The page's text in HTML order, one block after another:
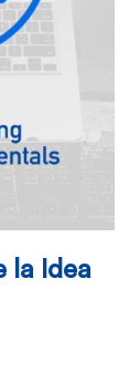
la Idea